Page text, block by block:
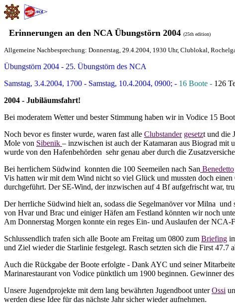
Erinnerungen an den NCA Übungstörn 2004 (25th edition)
Allgemeine Nachbesprechung: Donnerstag, 29.4.2004, 1930 Uhr, Clublokal,
Übungstörn 2004 - 25. Übungstörn des NCA
Samstag, 3.4.2004, 1700 - Samstag, 10.4.2004, 0900; - 16 Boote - 126
2004 - Jubiläumsfahrt!
Bei moderatem Wetter und bester Stimmung haben wir in Vodice 15
Noch bevor es finster wurde, waren fast alle Clubstander gesetzt und die
Mole von Sibenik – inzwischen ist auch der Katamaran aus Biograd mit
wurde von den Hafenbehörden sehr genau aber durch die
Bei herrlichem Südwind konnten die 100 Seemeilen nach San Benedetto
Vis hatten wir mit dem Wind nicht so viel Glück und mussten doch
durchgeführt. Der SE-Wind, der inzwischen auf 4 Bf aufgefrischt war,
Der herrliche Südwind hielt an, sodass die Segelmanöver vor Milna und
von Hvar und Brac und einiger Häfen am Festland könnten wir noch
Am Donnerstag Morgen konnte ein reges Ein- und Auslaufen der NCA-
Schlussendlich trafen sich alle Boote am Freitag um 0800 zum Briefing
und Ziel wieder die Starlinie festgelegt. Rasch setzten sich die First 47.7
Auch die Rückgabe der Boote erfolgte - Dank AYC und seiner
Marinarestaurant von Vodice pünktlich um 1900 beginnen. Gewinner
Unsere Jugendprojekte mit dem lang bewährten Jugendboot unterOssi
werden diese Idee für das nächste Jahr sicher wieder aufnehmen.